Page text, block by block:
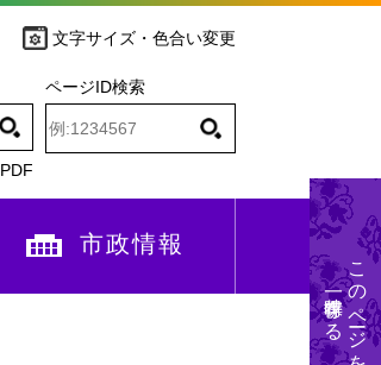
文字サイズ・色合い変更
PDF
ページID検索
市政情報
このページを
一時保存する